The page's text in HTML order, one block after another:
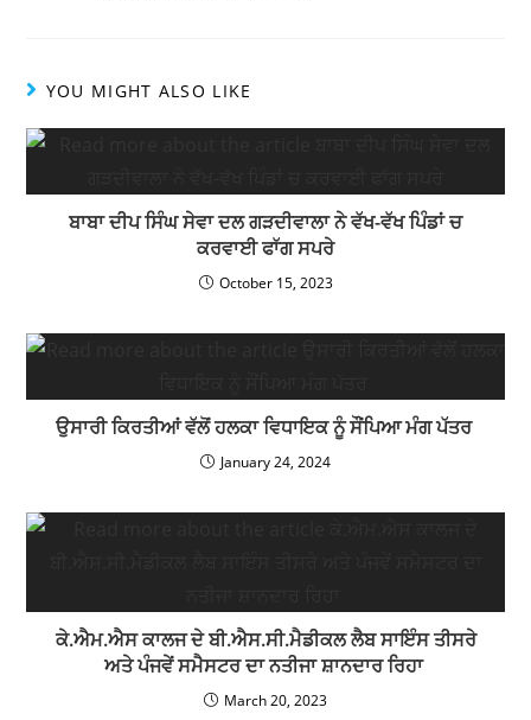
YOU MIGHT ALSO LIKE
ਬਾਬਾ ਦੀਪ ਸਿੰਘ ਸੇਵਾ ਦਲ ਗੜਦੀਵਾਲਾ ਨੇ ਵੱਖ-ਵੱਖ ਪਿੰਡਾਂ ਚ
ਕਰਵਾਈ ਫਾੱਗ ਸਪਰੇ
October 15, 2023
ਉਸਾਰੀ ਕਿਰਤੀਆਂ ਵੱਲੋਂ ਹਲਕਾ ਵਿਧਾਇਕ ਨੂੰ ਸੌਂਪਿਆ ਮੰਗ ਪੱਤਰ
January 24, 2024
ਕੇ.ਐਮ.ਐਸ ਕਾਲਜ ਦੇ ਬੀ.ਐਸ.ਸੀ.ਮੈਡੀਕਲ ਲੈਬ ਸਾਇੰਸ ਤੀਸਰੇ
ਅਤੇ ਪੰਜਵੇਂ ਸਮੈਸਟਰ ਦਾ ਨਤੀਜਾ ਸ਼ਾਨਦਾਰ ਰਿਹਾ
March 20, 2023